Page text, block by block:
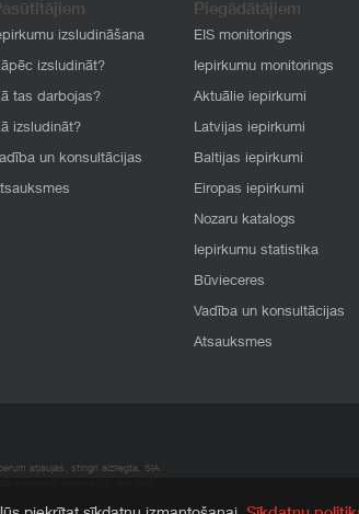
izsludināšana
izsludināt?
tas darbojas?
izsludināt?
un konsultācijas
Piegādātājiem
EIS monitorings
Iepirkumu monitorings
Aktuālie iepirkumi
Latvijas iepirkumi
Baltijas iepirkumi
Eiropas iepirkumi
Nozaru katalogs
Iepirkumu statistika
Būvieceres
Vadība un konsultācijas
Atsauksmes
atļaujas, stingri aizliegta. SIA